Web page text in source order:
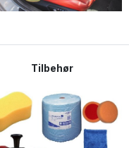
Tilbehør